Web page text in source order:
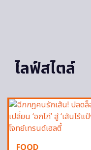
ไลฟ์สไตล์